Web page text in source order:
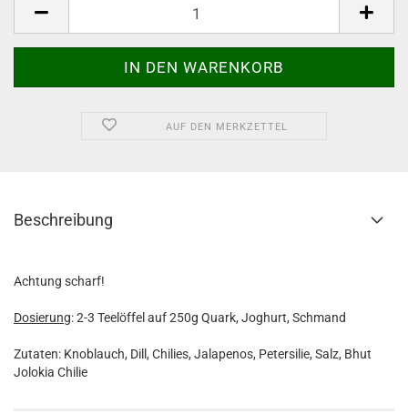
AUF DEN MERKZETTEL
Beschreibung
Achtung scharf!
Dosierung: 2-3 Teelöffel auf 250g Quark, Joghurt, Schmand
Zutaten: Knoblauch, Dill, Chilies, Jalapenos, Petersilie, Salz, Bhut
Jolokia Chilie